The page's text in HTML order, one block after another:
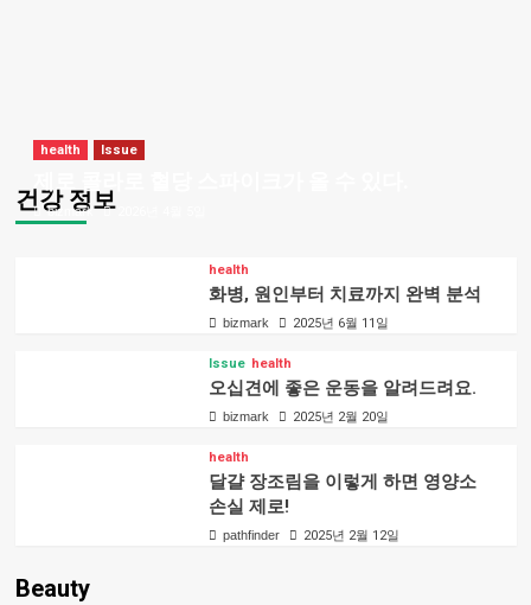
건강 정보
health Issue
bizmark
health
화병, 원인부터 치료까지 완벽 분석
bizmark 2025년 6월 11일
Issue health
오십견에 좋은 운동을 알려드려요.
bizmark 2025년 2월 20일
health
달걀 장조림을 이렇게 하면 영양소
손실 제로!
pathfinder 2025년 2월 12일
Beauty